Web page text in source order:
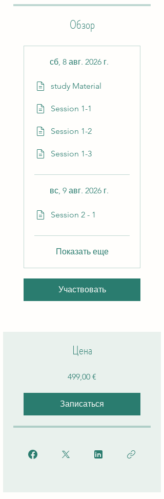
Обзор
сб, 8 авг. 2026 г.
study Material
Session 1-1
Session 1-2
Session 1-3
вс, 9 авг. 2026 г.
Session 2 - 1
Показать еще
Участвовать
Цена
499,00 €
Записаться